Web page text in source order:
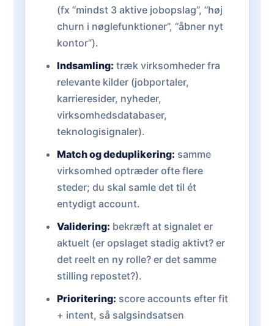
(fx “mindst 3 aktive jobopslag”, “høj
churn i nøglefunktioner”, “åbner nyt
kontor”).
Indsamling: træk virksomheder fra
relevante kilder (jobportaler,
karrieresider, nyheder,
virksomhedsdatabaser,
teknologisignaler).
Match og deduplikering: samme
virksomhed optræder ofte flere
steder; du skal samle det til ét
entydigt account.
Validering: bekræft at signalet er
aktuelt (er opslaget stadig aktivt? er
det reelt en ny rolle? er det samme
stilling repostet?).
Prioritering: score accounts efter fit
+ intent, så salgsindsatsen